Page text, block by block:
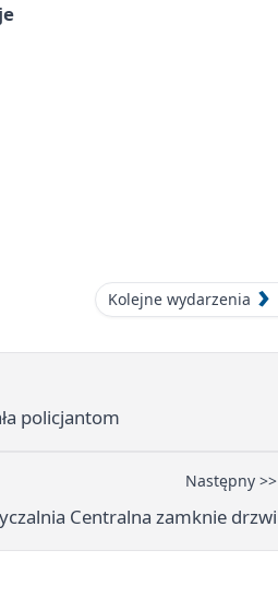
Kolejne wydarzenia
policjantom
Następny >>
Centralna zamknie drzwi